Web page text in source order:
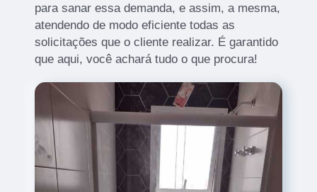
para sanar essa demanda, e assim, a mesma,
atendendo de modo eficiente todas as
solicitações que o cliente realizar. É garantido
que aqui, você achará tudo o que procura!